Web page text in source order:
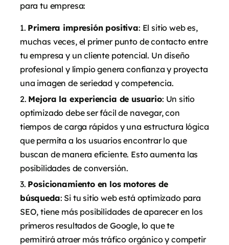
para tu empresa:
Primera impresión positiva: El sitio web es,
muchas veces, el primer punto de contacto entre
tu empresa y un cliente potencial. Un diseño
profesional y limpio genera confianza y proyecta
una imagen de seriedad y competencia.
Mejora la experiencia de usuario: Un sitio
optimizado debe ser fácil de navegar, con
tiempos de carga rápidos y una estructura lógica
que permita a los usuarios encontrar lo que
buscan de manera eficiente. Esto aumenta las
posibilidades de conversión.
Posicionamiento en los motores de
búsqueda: Si tu sitio web está optimizado para
SEO, tiene más posibilidades de aparecer en los
primeros resultados de Google, lo que te
permitirá atraer más tráfico orgánico y competir